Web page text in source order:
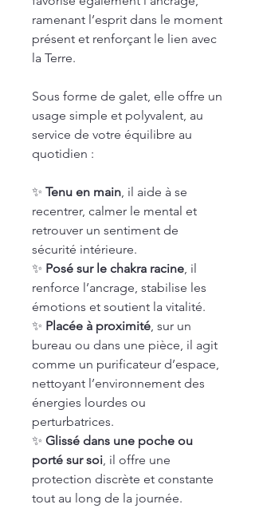
ramenant l’esprit dans le moment
présent et renforçant le lien avec
la Terre.
Sous forme de galet, elle offre un
usage simple et polyvalent, au
service de votre équilibre au
quotidien :
✨ Tenu en main, il aide à se
recentrer, calmer le mental et
retrouver un sentiment de
sécurité intérieure.
✨ Posé sur le chakra racine, il
renforce l’ancrage, stabilise les
émotions et soutient la vitalité.
✨ Placée à proximité, sur un
bureau ou dans une pièce, il agit
comme un purificateur d’espace,
nettoyant l’environnement des
énergies lourdes ou
perturbatrices.
✨ Glissé dans une poche ou
porté sur soi, il offre une
protection discrète et constante
tout au long de la journée.